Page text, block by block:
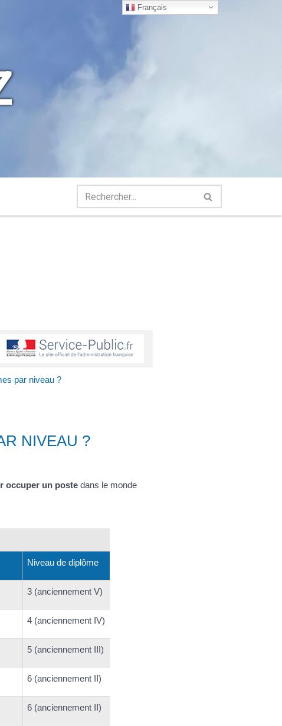
par niveau ?
NIVEAU ?
occuper un poste dans le monde
Niveau de diplôme
3 (anciennement V)
4 (anciennement IV)
5 (anciennement III)
6 (anciennement II)
6 (anciennement II)
Français